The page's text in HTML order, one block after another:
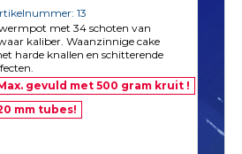
13
met 34 schoten van
kaliber. Waanzinnige cake
harde knallen en schitterende
gevuld met 500 gram kruit !
mm tubes!